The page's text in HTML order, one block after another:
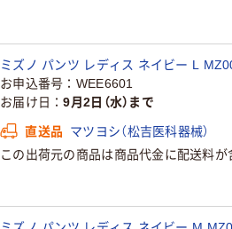
ミズノ パンツ レディス ネイビー L
お申込番号
WEE6601
お届け日
9月2日（水）まで
直送品
マツヨシ（松吉医科器械）
この出荷元の商品は商品代金に配送料が